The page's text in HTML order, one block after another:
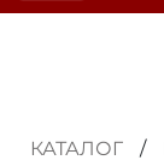
КАТАЛОГ /